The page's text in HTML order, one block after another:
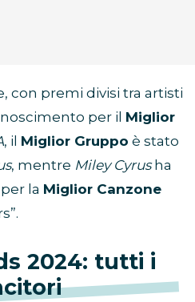
con premi divisi tra artisti
per il Miglior
, il Miglior Gruppo è stato
, mentre Miley Cyrusha
la Miglior Canzone
2024: tutti i